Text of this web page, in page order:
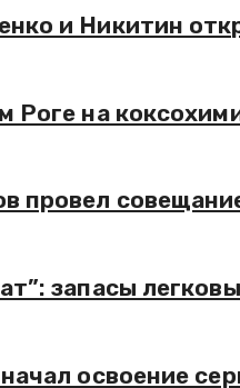
и Никитин
Роге на
провел
запасы
освоение